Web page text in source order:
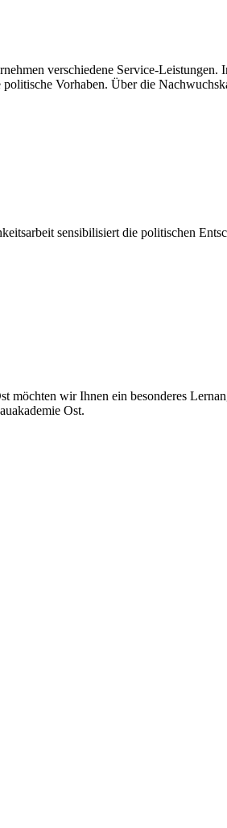
verschiedene Service-
Vorhaben. Über die
sensibilisiert die politischen
möchten wir Ihnen ein besonderes
Ost.